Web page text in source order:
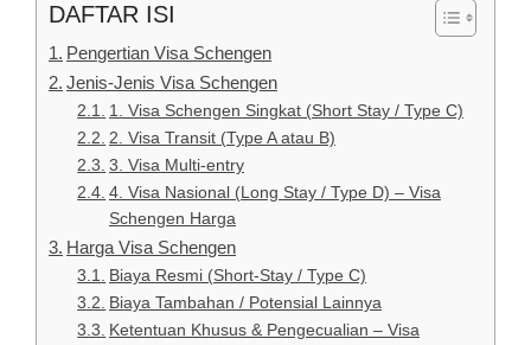
DAFTAR ISI
Pengertian Visa Schengen
Jenis-Jenis Visa Schengen
1. Visa Schengen Singkat (Short Stay / Type C)
2. Visa Transit (Type A atau B)
3. Visa Multi-entry
4. Visa Nasional (Long Stay / Type D) – Visa
Schengen Harga
Harga Visa Schengen
Biaya Resmi (Short‑Stay / Type C)
Biaya Tambahan / Potensial Lainnya
Ketentuan Khusus & Pengecualian – Visa